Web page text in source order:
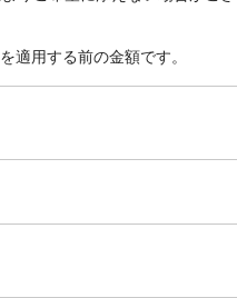
適用する前の金額です。